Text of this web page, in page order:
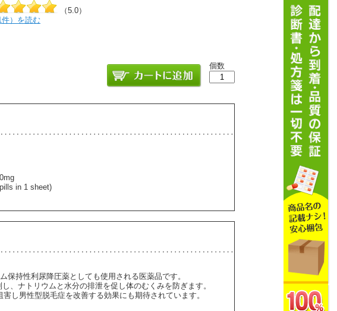
（5.0）
件）を読む
個数
in 1 sheet)
保持性利尿降圧薬としても使用される医薬品です。
、ナトリウムと水分の排泄を促し体のむくみを防ぎます。
し男性型脱毛症を改善する効果にも期待されています。